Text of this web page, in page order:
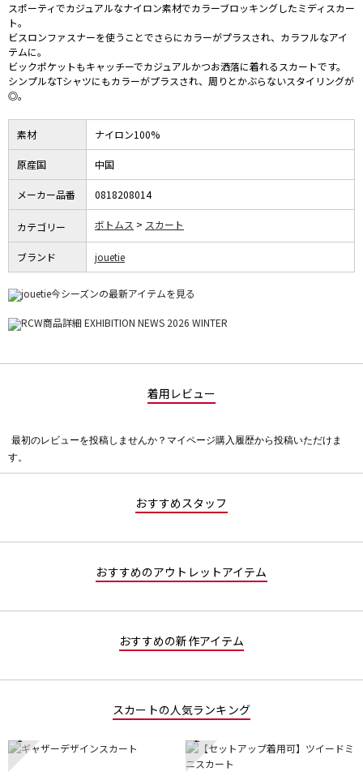
スポーティでカジュアルなナイロン素材でカラーブロッキングしたミディスカー
ト。
ビスロンファスナーを使うことでさらにカラーがプラスされ、カラフルなアイ
テムに。
ビックポケットもキャッチーでカジュアルかつお洒落に着れるスカートです。
シンプルなTシャツにもカラーがプラスされ、周りとかぶらないスタイリングが
◎。
素材 ナイロン100%
原産国 中国
メーカー品番 0818208014
カテゴリー ボトムス スカート
ブランド jouetie
着用レビュー
価
最初のレビューを投稿しませんか？マイページ購入履歴から投稿いただけま
す。
おすすめスタッフ
おすすめのアウトレットアイテム
おすすめの新作アイテム
スカートの人気ランキング
1 2